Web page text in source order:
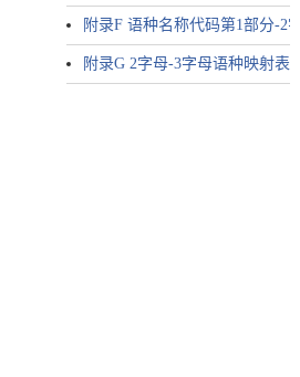
附录F 语种名称代码第1部分-2
附录G 2字母-3字母语种映射表